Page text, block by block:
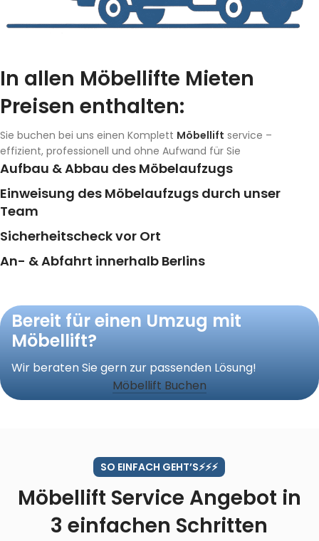
In allen Möbellifte Mieten
Preisen enthalten:
Sie buchen bei uns einen Komplett Möbellift service –
effizient, professionell und ohne Aufwand für Sie
Aufbau & Abbau des Möbelaufzugs
Einweisung des Möbelaufzugs durch unser
Team
Sicherheitscheck vor Ort
An- & Abfahrt innerhalb Berlins
Bereit für einen Umzug mit
Möbellift?
Wir beraten Sie gern zur passenden Lösung!
Möbellift Buchen
SO EINFACH GEHT’S⚡️⚡️⚡️
Möbellift Service Angebot in
3 einfachen Schritten